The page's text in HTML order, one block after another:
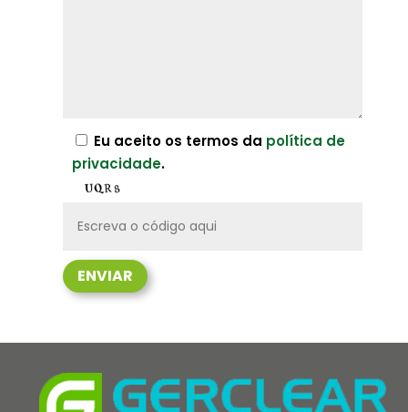
Eu aceito os termos da política de
privacidade.
ENVIAR